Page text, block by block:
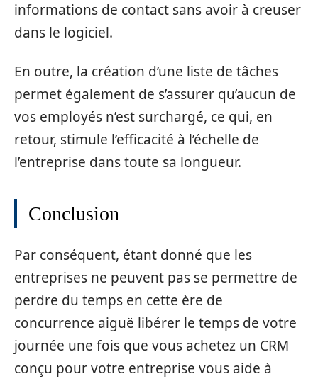
informations de contact sans avoir à creuser
dans le logiciel.
En outre, la création d’une liste de tâches
permet également de s’assurer qu’aucun de
vos employés n’est surchargé, ce qui, en
retour, stimule l’efficacité à l’échelle de
l’entreprise dans toute sa longueur.
Conclusion
Par conséquent, étant donné que les
entreprises ne peuvent pas se permettre de
perdre du temps en cette ère de
concurrence aiguë libérer le temps de votre
journée une fois que vous achetez un CRM
conçu pour votre entreprise vous aide à